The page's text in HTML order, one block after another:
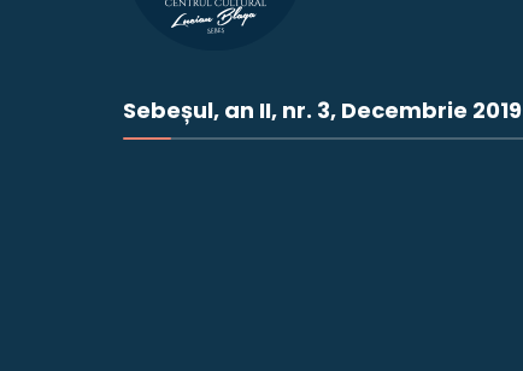
Sebeșul, an II, nr. 3, Decembrie 2019